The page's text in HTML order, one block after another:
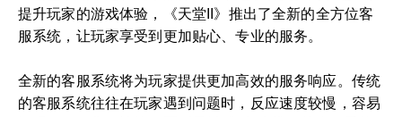
提升玩家的游戏体验，《天堂II》推出了全新的全方位客
服系统，让玩家享受到更加贴心、专业的服务。
全新的客服系统将为玩家提供更加高效的服务响应。传统
的客服系统往往在玩家遇到问题时，反应速度较慢，容易